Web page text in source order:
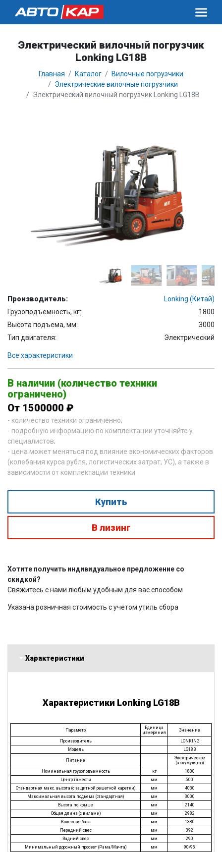
Электрический вилочный погрузчик
Lonking LG18B
Главная Каталог
Вилочные погрузчики
Электрические вилочные погрузчики
Электрический вилочный погрузчик Lonking LG18B
Производитель:
Lonking (Китай)
Грузоподъемность, кг:
1800
Высота подъема, мм:
3000
Тип двигателя:
Электрический
Все характеристики
В наличии (количество техники
ограничено)
От 1500000 ₽
- количество техники ограниченно;
- подробную информацию по комплектации уточняйте у
специалистов;
- цена может меняться под влияние экономических факторов
(колебания курса рубля, логистических затрат, УС), а также в
зависимости от комплектации техники
Купить
В лизинг
Хотите получить индивидуальное предложение со
скидкой?
Свяжитесь с нами любым удобным для вас способом
Указана розничная стоимость с учетом утиль сбора
Характеристики
Характеристики Lonking LG18B
Параметр
Единица
измерения
Значение
Производитель
LONKING
Модель
LG18B
Питание
Электрическое
(аккумулятор)
Номинальная грузоподъемность
кг
1800
Центр тяжести
мм
500
Стандартная макс. высота (с защитной решеткой каретки)
мм
4030
Максимальная высота подъема (стандартная)
мм
3000
Высота по крыше
мм
2140
Общая длина (с вилами)
мм
2982
Колесная база
мм
1380
Передний свес
мм
392
Задний свес
мм
290
Минимальный дорожный просвет (Рама/Мачта)
мм
90/95